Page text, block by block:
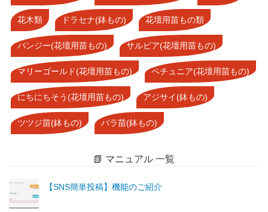
花木類 ドラセナ(鉢もの) 花壇用苗もの類
パンジー(花壇用苗もの) サルビア(花壇用苗もの)
マリーゴールド(花壇用苗もの) ペチュニア(花壇用苗もの)
にちにちそう(花壇用苗もの) アジサイ(鉢もの)
ツツジ苗(鉢もの) バラ苗(鉢もの)
📗 マニュアル 一覧
【SNS簡単投稿】機能のご紹介